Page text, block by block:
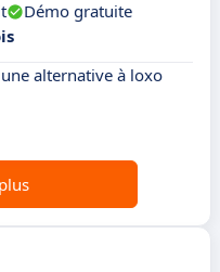
Démo gratuite
alternative à loxo